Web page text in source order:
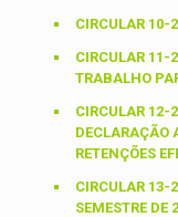
CIRCULAR 10-
CIRCULAR 11-
TRABALHO
CIRCULAR 12-
DECLARAÇÃO
RETENÇÕES
CIRCULAR 13-
SEMESTRE DE